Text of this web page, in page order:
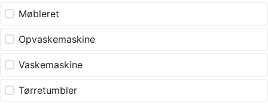
Møbleret
Opvaskemaskine
Vaskemaskine
Tørretumbler